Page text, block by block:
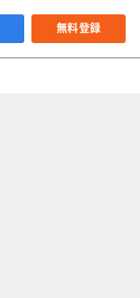
無料登録